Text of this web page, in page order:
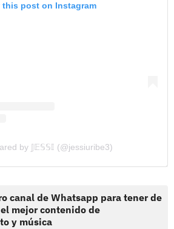
this post on Instagram
by 𝕁𝔼𝕊𝕊𝕀 (@jessiuribe3)
canal de Whatsapp para tener de
mejor contenido de
y música